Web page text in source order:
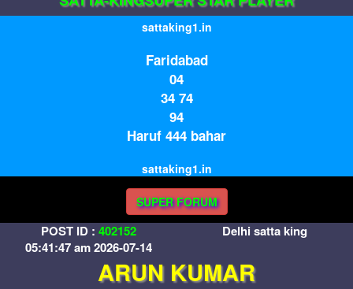
sattaking1.in
Faridabad
04
34 74
94
Haruf 444 bahar
sattaking1.in
SUPER FORUM
POST ID : 402152
05:41:47 am 2026-07-14
Delhi satta king
ARUN KUMAR